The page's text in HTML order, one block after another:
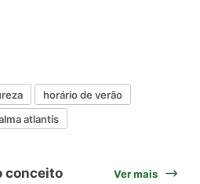
horário de verão
atlantis
conceito Ver mais